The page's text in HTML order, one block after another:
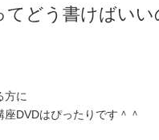
てどう書けばい
方に
DVDはぴったりです＾＾